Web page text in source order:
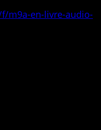
m9a-en-livre-audio-